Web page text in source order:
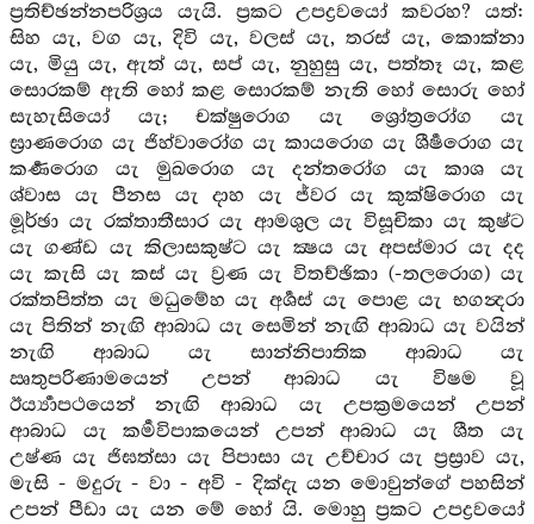
ප්‍රතිච්ඡන්නපරිශ්‍රය යැයි. ප්‍රකට උපද්‍රවයෝ කවරහ? යත්:
සිහ යැ, වග යැ, දිවි යැ, වලස් යැ, තරස් යැ, කොක්නා
යැ, මියු යැ, ඇත් යැ, සප් යැ, නුහුසු යැ, පත්තෑ යැ, කළ
සොරකම් ඇති හෝ කළ සොරකම් නැති හෝ සොරු හෝ
සැහැසියෝ යැ; චක්ෂුරොග යැ ශ්‍රෝත්‍රරෝග යැ
ඝ්‍රාණරොග යැ ජිහ්වාරෝග යැ කායරොග යැ ශීර්‍ෂරොග යැ
කර්‍ණරොග යැ මුඛරොග යැ දන්තරෝග යැ කාශ යැ
ශ්වාස යැ පීනස යැ දාහ යැ ජ්වර යැ කුක්ෂිරොග යැ
මූර්ඡා යැ රක්තාතීසාර යැ ආමශුල යැ විසූචිකා යැ කුෂ්ට
යැ ගණ්ඩ යැ කිලාසකුෂ්ට යැ ක්‍ෂය යැ අපස්මාර යැ දද
යැ කැසි යැ කස් යැ ව්‍රණ යැ විතච්ඡිකා (-තලරොග) යැ
රක්තපිත්ත යැ මධුමේහ යැ අර්‍ශස් යැ පොළ යැ භගන්‍දරා
යැ පිතින් නැඟි ආබාධ යැ සෙමින් නැඟි ආබාධ යැ වයින්
නැඟි ආබාධ යැ සාන්නිපාතික ආබාධ යැ
ඍතුපරිණාමයෙන් උපන් ආබාධ යැ විෂම වූ
ඊර්‍ය්‍යාපථයෙන් නැඟි ආබාධ යැ උපක්‍රමයෙන් උපන්
ආබාධ යැ කර්‍මවිපාකයෙන් උපන් ආබාධ යැ ශීත යැ
උෂ්ණ යැ ජිඝත්සා යැ පිපාසා යැ උච්චාර යැ ප්‍රස්‍රාව යැ,
මැසි - මදුරු - වා - අවි - දික්දැ යන මොවුන්ගේ පහසින්
උපන් පීඩා යැ යන මේ හෝ යි. මොහු ප්‍රකට උපද්‍රවයෝ